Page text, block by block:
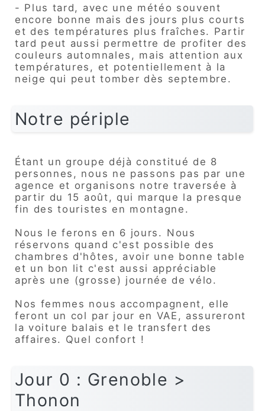
- Plus tard, avec une météo souvent
encore bonne mais des jours plus courts
et des températures plus fraîches. Partir
tard peut aussi permettre de profiter des
couleurs automnales, mais attention aux
températures, et potentiellement à la
neige qui peut tomber dès septembre.
Notre périple
Étant un groupe déjà constitué de 8
personnes, nous ne passons pas par une
agence et organisons notre traversée à
partir du 15 août, qui marque la presque
fin des touristes en montagne.
Nous le ferons en 6 jours . Nous
réservons quand c'est possible des
chambres d'hôtes, avoir une bonne table
et un bon lit c'est aussi appréciable
après une (grosse) journée de vélo.
Nos femmes nous accompagnent, elle
feront un col par jour en VAE, assureront
la voiture balais et le transfert des
affaires. Quel confort !
Jour 0 : Grenoble >
Thonon